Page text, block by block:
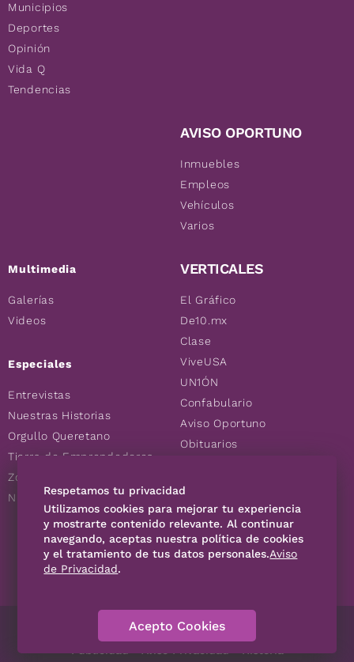
Municipios
Deportes
Opinión
Vida Q
Tendencias
Multimedia
Galerías
Videos
Especiales
Entrevistas
Nuestras Historias
Orgullo Queretano
Tierra de Emprendedores
Zoociales
Nuevos Queretanos
AVISO OPORTUNO
Inmuebles
Empleos
Vehículos
Varios
VERTICALES
El Gráfico
De10.mx
Clase
ViveUSA
UN1ÓN
Confabulario
Aviso Oportuno
Obituarios
Consultas
SÍGUENOS
Contáctanos Código de Ética
Publicidad
Aviso Privacidad Historia
Respetamos tu privacidad
Utilizamos cookies para mejorar tu experiencia
y mostrarte contenido relevante. Al continuar
navegando, aceptas nuestra política de cookies
y el tratamiento de tus datos personales.Aviso
de Privacidad.
Acepto Cookies